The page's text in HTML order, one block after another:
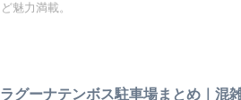
ど魅力満載。
ラグーナテンボス駐車場まとめ｜混